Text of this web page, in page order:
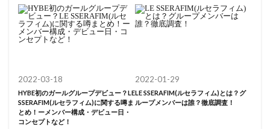
2022-03-18
HYBE初のガールグループデビュー？LE
SSERAFIM(ルセラフィム)に関する噂ま
とめ！ーメンバー構成・デビュー日・
コンセプトなど！
2022-01-29
LE SSERAFIM(ルセラフィム)とは？グ
ループメンバーは誰？徹底調査！